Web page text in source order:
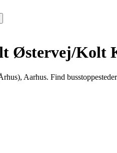
Østervej/Kolt
Aarhus. Find